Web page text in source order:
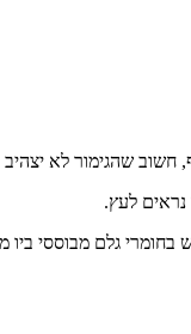
שהגימור לא יצהיב
גלם מבוססי